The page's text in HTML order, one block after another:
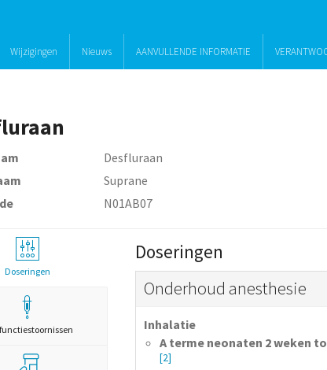
Wijzigingen Nieuws AANVULLENDE INFORMATIE
Desfluraan
Suprane
N01AB07
Doseringen
Doseringen
Onderhoud anesthesie
Inhalatie
A terme neonaten 2 weken
[2]